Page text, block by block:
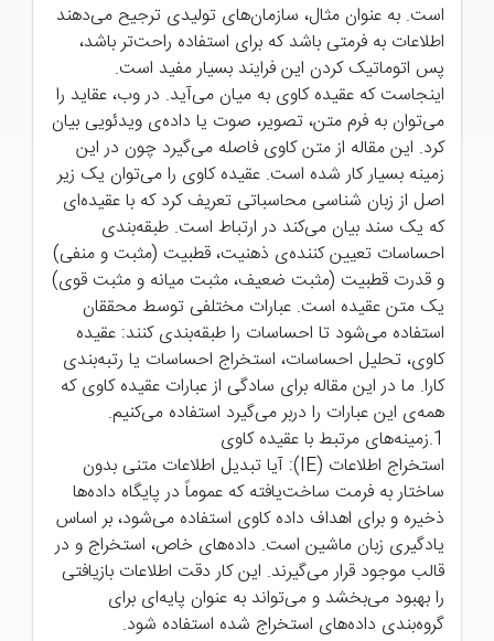
است. به عنوان مثال، سازمان‌های تولیدی ترجیح می‌دهند
اطلاعات به فرمتی باشد که برای استفاده راحت‌تر باشد،
پس اتوماتیک کردن این فرایند بسیار مفید است.
اینجاست که عقیده کاوی به میان می‌آید. در وب، عقاید را
می‌توان به فرم متن، تصویر، صوت یا داده‌ی ویدئویی بیان
کرد. این مقاله از متن کاوی فاصله می‌گیرد چون در این
زمینه بسیار کار شده است. عقیده کاوی را می‌توان یک زیر
اصل از زبان شناسی محاسباتی تعریف کرد که با عقیده‌ای
که یک سند بیان می‌کند در ارتباط است. طبقه‌بندی
احساسات تعیین کننده‌ی ذهنیت، قطبیت (مثبت و منفی)
و قدرت قطبیت (مثبت ضعیف، مثبت میانه و مثبت قوی)
یک متن عقیده است. عبارات مختلفی توسط محققان
استفاده می‌شود تا احساسات را طبقه‌بندی کنند: عقیده
کاوی، تحلیل احساسات، استخراج احساسات یا رتبه‌بندی
کارا. ما در این مقاله برای سادگی از عبارات عقیده کاوی که
همه‌ی این عبارات را دربر می‌گیرد استفاده می‌کنیم.
1.زمینه‌های مرتبط با عقیده کاوی
استخراج اطلاعات (IE): آیا تبدیل اطلاعات متنی بدون
ساختار به فرمت ساخت‌یافته که عموماً در پایگاه داده‌ها
ذخیره و برای اهداف داده کاوی استفاده می‌شود، بر اساس
یادگیری زبان ماشین است. داده‌های خاص، استخراج و در
قالب موجود قرار می‌گیرند. این کار دقت اطلاعات بازیافتی
را بهبود می‌بخشد و می‌تواند به عنوان پایه‌ای برای
گروه‌بندی داده‌های استخراج شده استفاده شود.